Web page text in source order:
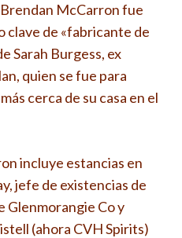
McCarron fue
clave de «fabricante de
Sarah Burgess, ex
quien se fue para
cerca de su casa en el
incluye estancias en
jefe de existencias de
Glenmorangie Co y
(ahora CVH Spirits)